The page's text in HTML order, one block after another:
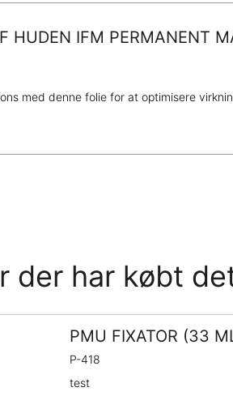
IFM PERMANENT
med denne folie for at optimisere
der har købt
PMU FIXATOR (33
P-418
test